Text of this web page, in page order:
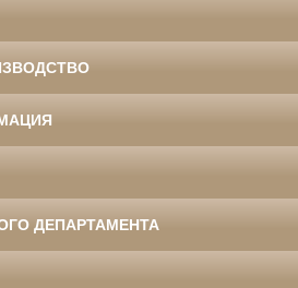
ДЕПАРТАМЕНТА